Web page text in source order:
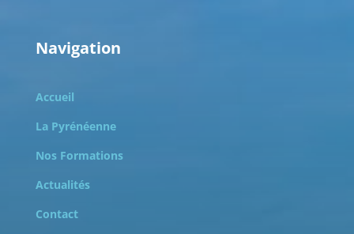
Navigation
Accueil
La Pyrénéenne
Nos Formations
Actualités
Contact